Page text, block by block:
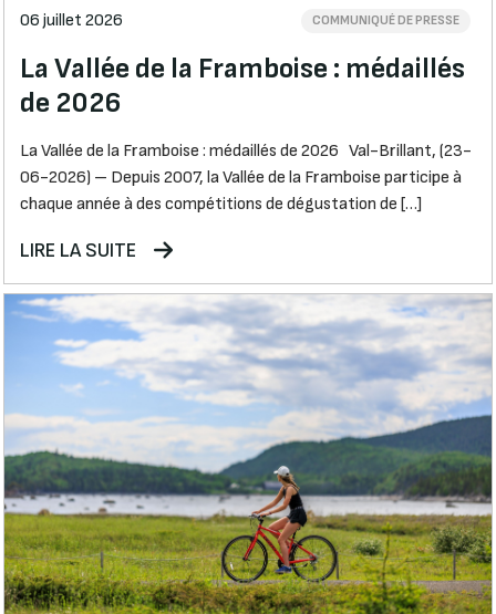
06 juillet 2026 COMMUNIQUÉ DE PRESSE
La Vallée de la Framboise : médaillés
de 2026
La Vallée de la Framboise : médaillés de 2026 Val-Brillant, (23-
06-2026) – Depuis 2007, la Vallée de la Framboise participe à
chaque année à des compétitions de dégustation de […]
LIRE LA SUITE